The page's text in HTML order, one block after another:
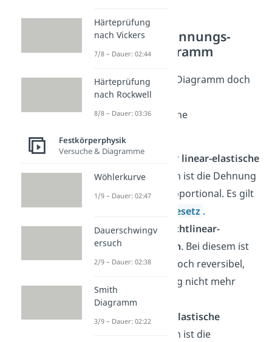
Bereiche im Spannungs-
Dehnungs-Diagramm
Schauen wir uns das Diagramm doch
einmal genau an!
Man kann drei Bereiche
Zuerst kommt der linear-elastische
Bereich. In diesem ist die Dehnung
zur Spannung proportional. Es gilt
Hookesche Gesetz .
Dann folgt der
nichtlinear-
elastische Bereich. Bei diesem ist
die Verformung noch reversibel,
aber die Spannung nicht mehr
proportional.
Zuletzt folgt der
plastische
. In diesem ist die
Härteprüfung
nach Vickers
7/8 – Dauer: 02:44
Härteprüfung
nach Rockwell
8/8 – Dauer: 03:36
Festkörperphysik
Versuche & Diagramme
Wöhlerkurve
1/9 – Dauer: 02:47
Dauerschwingv
ersuch
2/9 – Dauer: 02:38
Smith
Diagramm
3/9 – Dauer: 02:22